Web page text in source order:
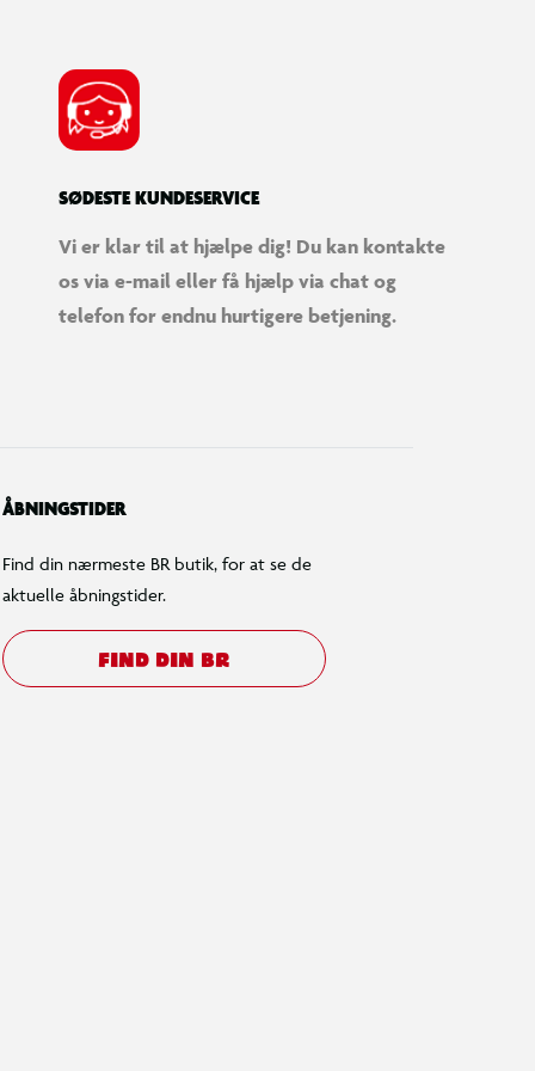
SØDESTE KUNDESERVICE
Vi er klar til at hjælpe dig! Du kan kontakte
os via e-mail eller få hjælp via chat og
telefon for endnu hurtigere betjening.
ÅBNINGSTIDER
Find din nærmeste BR butik, for at se de
aktuelle åbningstider.
FIND DIN BR